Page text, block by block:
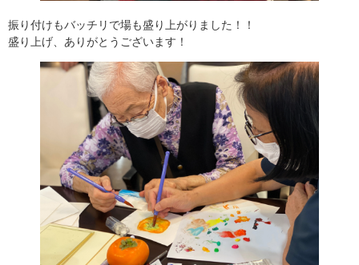
振り付けもバッチリで場も盛り上がりました！！
盛り上げ、ありがとうございます！